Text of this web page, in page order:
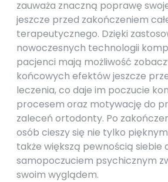
zauważa znaczną poprawę
jeszcze przed zakończeniem
terapeutycznego. Dzięki
nowoczesnych technologii
pacjenci mają możliwość
końcowych efektów jeszcze
leczenia, co daje im poczucie
procesem oraz motywację do
zaleceń ortodonty. Po
osób cieszy się nie tylko
także większą pewnością siebie
samopoczuciem psychicznym
swoim wyglądem.